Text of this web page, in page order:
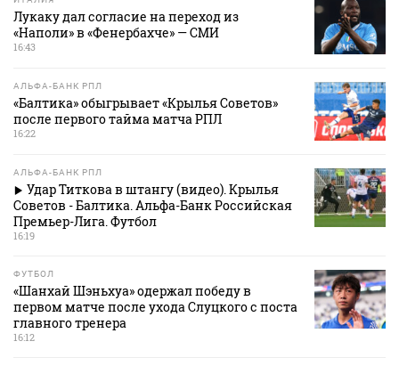
Лукаку дал согласие на переход из
«Наполи» в «Фенербахче» — СМИ
16:43
АЛЬФА-БАНК РПЛ
«Балтика» обыгрывает «Крылья Советов»
после первого тайма матча РПЛ
16:22
АЛЬФА-БАНК РПЛ
Удар Титкова в штангу (видео). Крылья
Советов - Балтика. Альфа-Банк Российская
Премьер-Лига. Футбол
16:19
ФУТБОЛ
«Шанхай Шэньхуа» одержал победу в
первом матче после ухода Слуцкого с поста
главного тренера
16:12